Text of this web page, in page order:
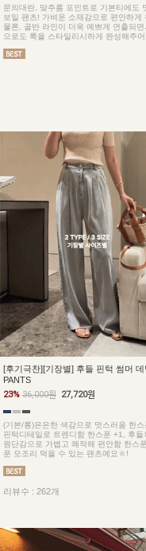
문의대란, 맞주름 포인트로 기본티에도
보일 팬츠! 가벼운 소재감으로 편안하게
물론, 골반 라인이 더욱 예쁘게 연출되
으로도 룩을 스타일리시하게 완성해주
[후기극찬][기장별] 후들 핀턱 썸머 데
PANTS
23% 36,000원 27,720원
(기본/롱)은은한 색감으로 멋스러움 한스
핀턱디테일로 트렌디함 한스푼 +1, 후들
원단감으로 가볍고 쾌적해 편안함 한스
푼 모조리 먹을 수 있는 팬츠예요ㅎ!
리뷰수 : 262개